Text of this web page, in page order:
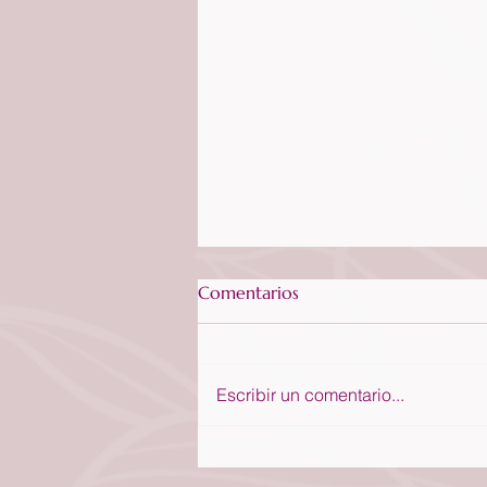
No te alteres por el éxito de
Comentarios
Escribir un comentario...